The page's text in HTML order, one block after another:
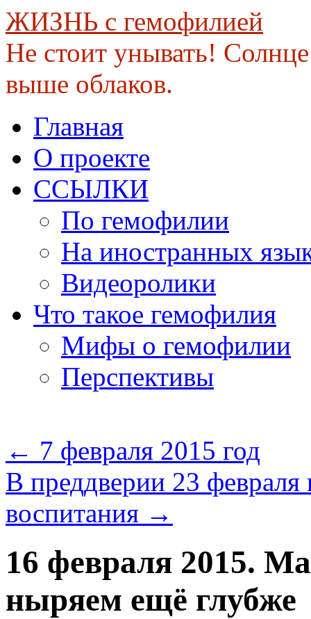
ЖИЗНЬ с гемофилией
Не стоит унывать!
выше облаков.
to
contentГлавная
О проекте
ССЫЛКИ
По гемофилии
На иностранных
Видеоролики
Что такое гемофилия
Мифы о гемофилии
Перспективы
← 7 февраля 2015 год
В преддверии 23 февраля
воспитания →
16 февраля 2015.
ныряем ещё глубже